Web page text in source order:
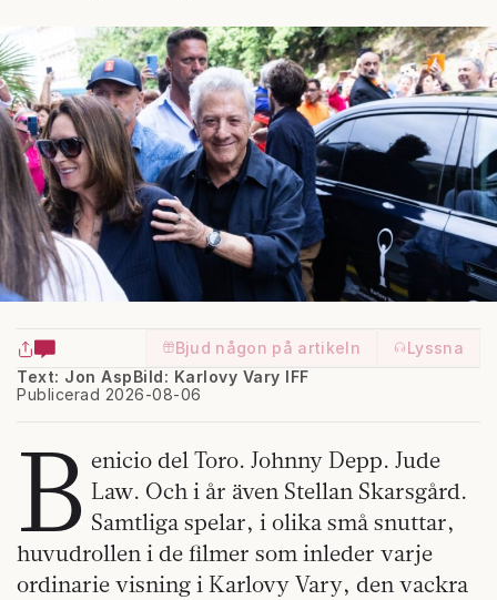
Bjud någon på artikeln
Lyssna
Text: Jon Asp
Publicerad 2026-08-06
Bild: Karlovy Vary IFF
B enicio del Toro. Johnny Depp. Jude
Law. Och i år även Stellan Skarsgård.
Samtliga spelar, i olika små snuttar,
huvudrollen i de filmer som inleder varje
ordinarie visning i Karlovy Vary, den vackra